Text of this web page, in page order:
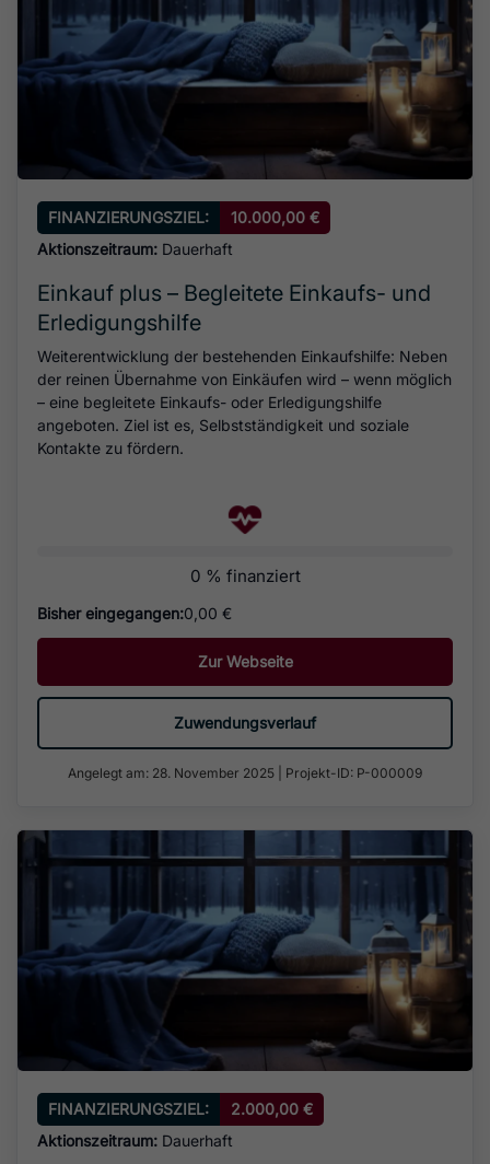
FINANZIERUNGSZIEL:
10.000,00 €
Aktionszeitraum: Dauerhaft
Einkauf plus – Begleitete Einkaufs- und
Erledigungshilfe
Weiterentwicklung der bestehenden Einkaufshilfe: Neben
der reinen Übernahme von Einkäufen wird – wenn möglich
– eine begleitete Einkaufs- oder Erledigungshilfe
angeboten. Ziel ist es, Selbstständigkeit und soziale
Kontakte zu fördern.
0 % finanziert
Bisher eingegangen:0,00 €
Zur Webseite
Zuwendungsverlauf
Angelegt am: 28. November 2025 Projekt-ID: P-000009
FINANZIERUNGSZIEL:
2.000,00 €
Aktionszeitraum: Dauerhaft